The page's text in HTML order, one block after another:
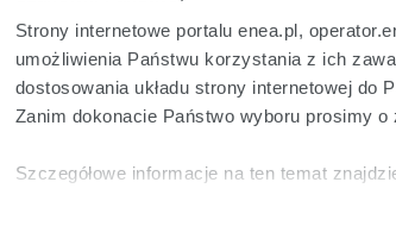
Strony internetowe portalu enea.pl,
umożliwienia Państwu korzystania z ich
dostosowania układu strony internetowej
Zanim dokonacie Państwo wyboru prosimy
Szczegółowe informacje na ten temat
Bądź na
mailowe o